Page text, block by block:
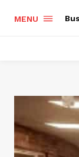
MENU